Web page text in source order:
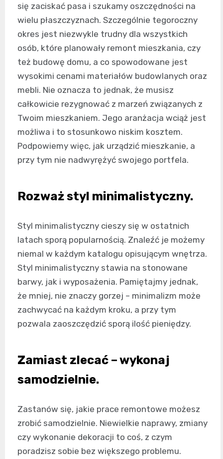
się zaciskać pasa i szukamy oszczędności na
wielu płaszczyznach. Szczególnie tegoroczny
okres jest niezwykle trudny dla wszystkich
osób, które planowały remont mieszkania, czy
też budowę domu, a co spowodowane jest
wysokimi cenami materiałów budowlanych oraz
mebli. Nie oznacza to jednak, że musisz
całkowicie rezygnować z marzeń związanych z
Twoim mieszkaniem. Jego aranżacja wciąż jest
możliwa i to stosunkowo niskim kosztem.
Podpowiemy więc, jak urządzić mieszkanie, a
przy tym nie nadwyrężyć swojego portfela.
Rozważ styl minimalistyczny.
Styl minimalistyczny cieszy się w ostatnich
latach sporą popularnością. Znaleźć je możemy
niemal w każdym katalogu opisującym wnętrza.
Styl minimalistyczny stawia na stonowane
barwy, jak i wyposażenia. Pamiętajmy jednak,
że mniej, nie znaczy gorzej – minimalizm może
zachwycać na każdym kroku, a przy tym
pozwala zaoszczędzić sporą ilość pieniędzy.
Zamiast zlecać – wykonaj
samodzielnie.
Zastanów się, jakie prace remontowe możesz
zrobić samodzielnie. Niewielkie naprawy, zmiany
czy wykonanie dekoracji to coś, z czym
poradzisz sobie bez większego problemu.